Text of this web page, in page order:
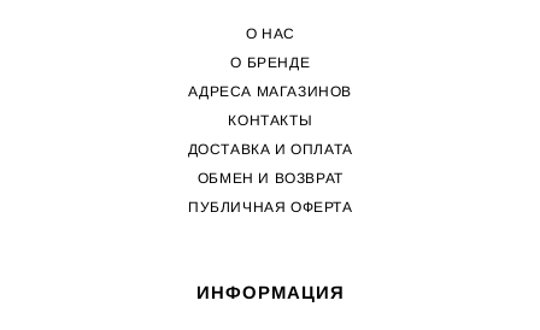
О НАС
О БРЕНДЕ
АДРЕСА МАГАЗИНОВ
КОНТАКТЫ
ДОСТАВКА И ОПЛАТА
ОБМЕН И ВОЗВРАТ
ПУБЛИЧНАЯ ОФЕРТА
ИНФОРМАЦИЯ